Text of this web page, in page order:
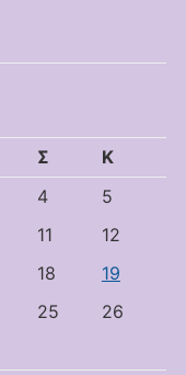
Σ
Κ
4
5
11
12
18
19
25
26